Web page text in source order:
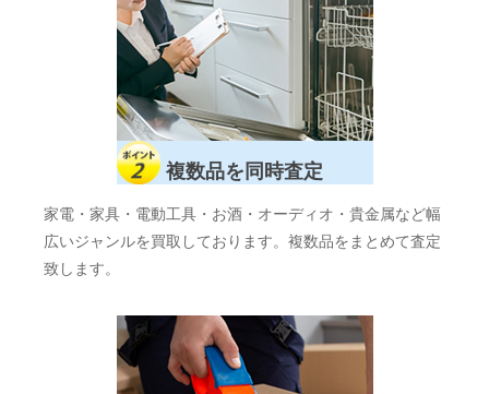
複数品を同時査定
家電・家具・電動工具・お酒・オーディオ・貴金属など幅
広いジャンルを買取しております。複数品をまとめて査定
致します。